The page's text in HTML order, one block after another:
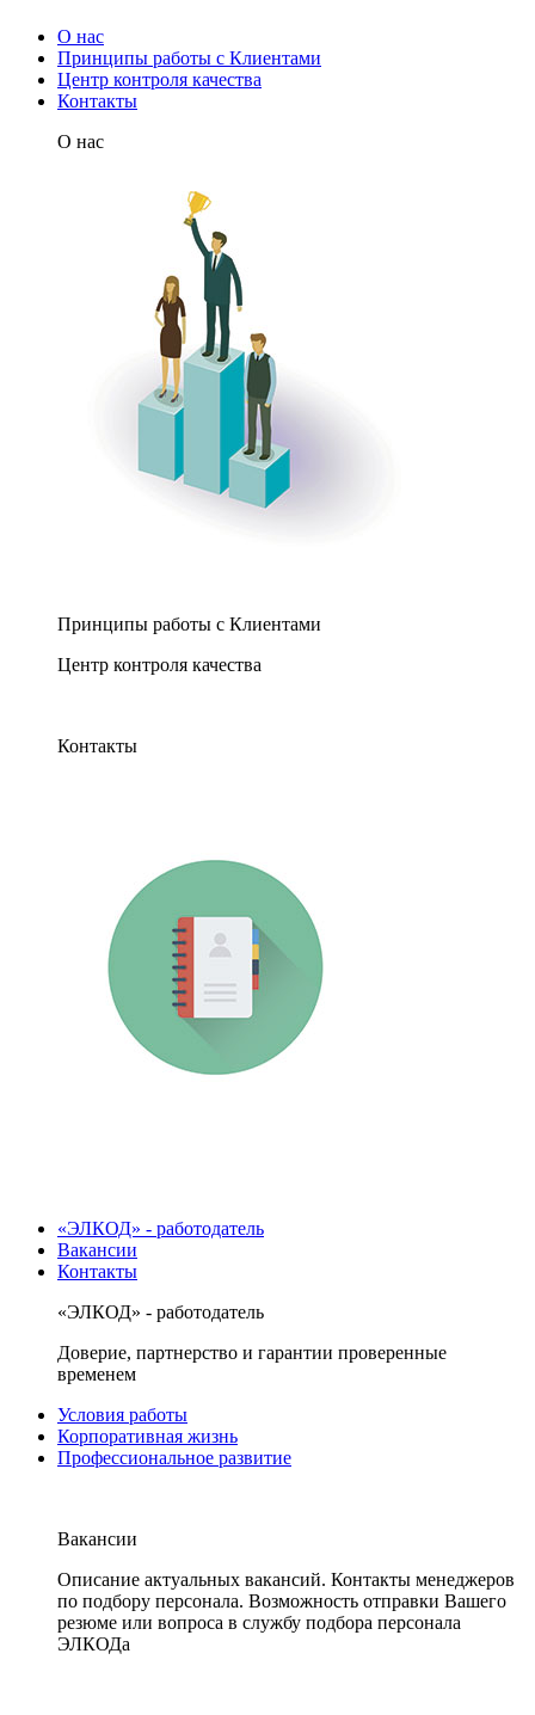
О нас
Принципы работы с Клиентами
Центр контроля качества
Контакты
О нас
Принципы работы с Клиентами
Центр контроля качества
Контакты
«ЭЛКОД» - работодатель
Вакансии
Контакты
«ЭЛКОД» - работодатель
Доверие, партнерство и гарантии проверенные
временем
Условия работы
Корпоративная жизнь
Профессиональное развитие
Вакансии
Описание актуальных вакансий. Контакты менеджеров
по подбору персонала. Возможность отправки Вашего
резюме или вопроса в службу подбора персонала
ЭЛКОДа